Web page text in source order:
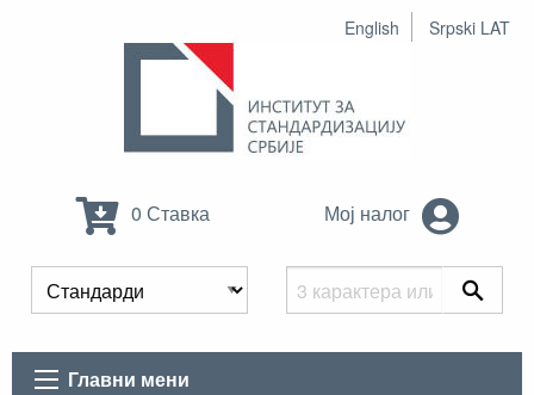
English Srpski LAT
0 Ставка Мој налог
Главни мени